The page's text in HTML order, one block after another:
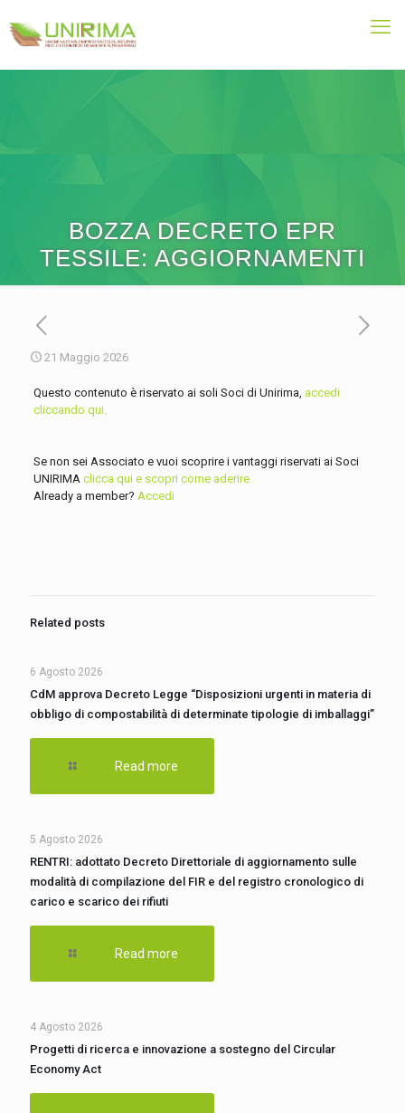
BOZZA DECRETO EPR
TESSILE: AGGIORNAMENTI
21 Maggio 2026
Questo contenuto è riservato ai soli Soci di Unirima, accedi
cliccando qui.
Se non sei Associato e vuoi scoprire i vantaggi riservati ai Soci
UNIRIMA clicca qui e scopri come aderire
Already a member? Accedi
Related posts
6 Agosto 2026
CdM approva Decreto Legge “Disposizioni urgenti in materia di
obbligo di compostabilità di determinate tipologie di imballaggi”
Read more
5 Agosto 2026
RENTRI: adottato Decreto Direttoriale di aggiornamento sulle
modalità di compilazione del FIR e del registro cronologico di
carico e scarico dei rifiuti
Read more
4 Agosto 2026
Progetti di ricerca e innovazione a sostegno del Circular
Economy Act